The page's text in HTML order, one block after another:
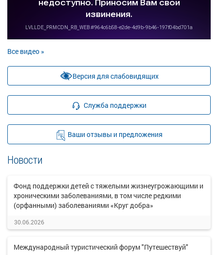
Все видео »
Версия для слабовидящих
Служба поддержки
Ваши отзывы и предложения
Новости
Фонд поддержки детей с тяжелыми жизнеугрожающими и
хроническими заболеваниями, в том числе редкими
(орфанными) заболеваниями «Круг добра»
30.06.2026
Международный туристический форум "Путешествуй"